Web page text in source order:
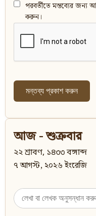
পরবর্তীতে মন্তব্যের জন্য
করুন।
আজ - শুক্রবার
২২ শ্রাবণ, ১৪৩৩ বঙ্গাব্দ
৭ আগস্ট, ২০২৬ ইংরেজি
Search
for: